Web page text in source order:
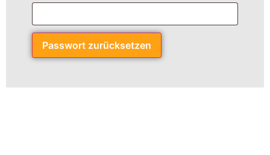
Passwort zurücksetzen